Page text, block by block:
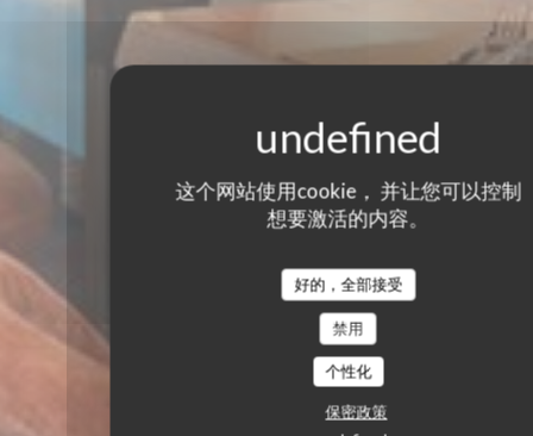
这个网站使用cookie， 并让您可以控制
想要激活的内容。
好的，全部接受
禁用
个性化
保密政策